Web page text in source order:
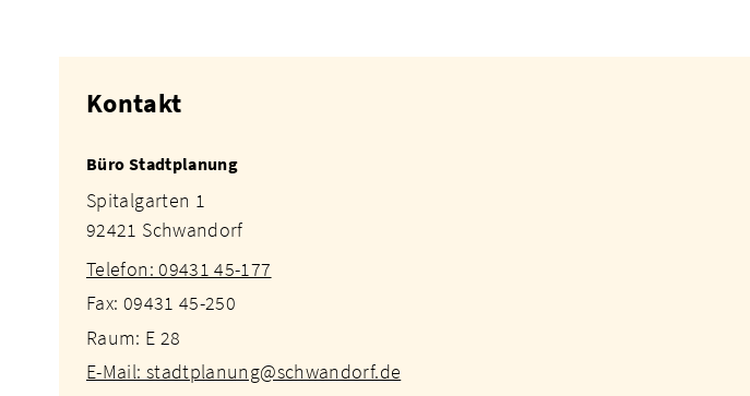
Kontakt
Büro Stadtplanung
Spitalgarten 1
92421 Schwandorf
Telefon: 09431 45-177
Fax: 09431 45-250
Raum: E 28
E-Mail: stadtplanung@schwandorf.de